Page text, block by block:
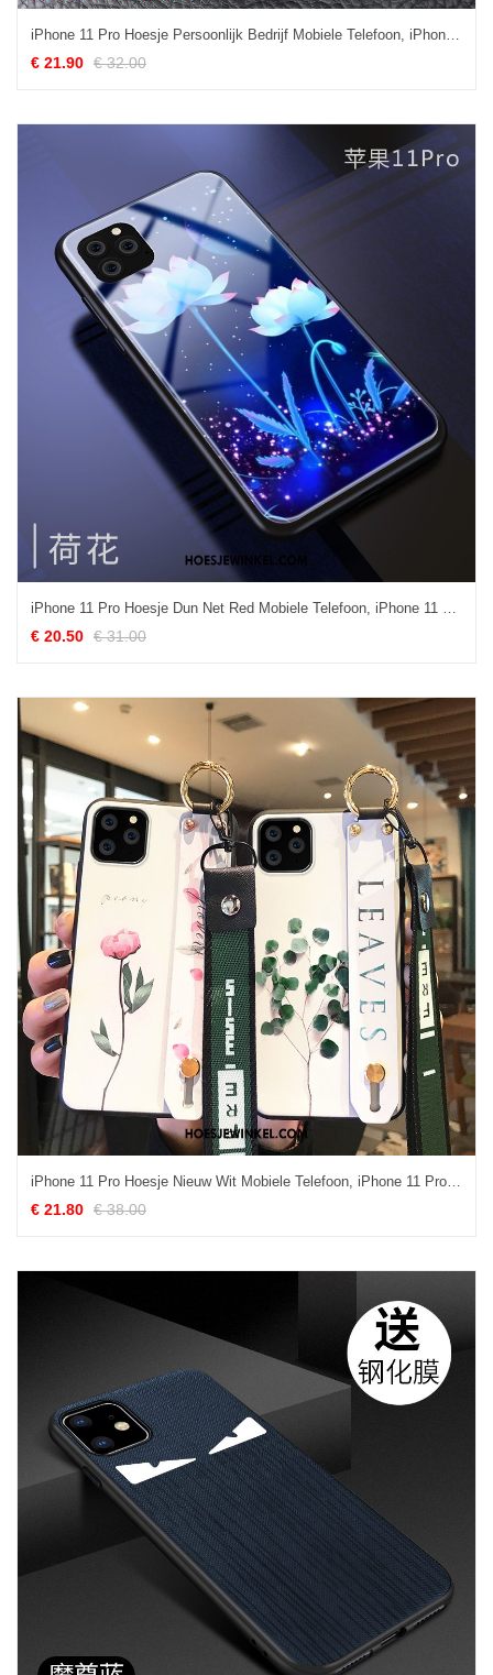
iPhone 11 Pro Hoesje Persoonlijk Bedrijf Mobiele Telefoon, iPhone 11 Pro Hoesje Siliconen Nieuw
€ 21.90 € 32.00
iPhone 11 Pro Hoesje Dun Net Red Mobiele Telefoon, iPhone 11 Pro Hoesje Hoes Spiegel
€ 20.50 € 31.00
iPhone 11 Pro Hoesje Nieuw Wit Mobiele Telefoon, iPhone 11 Pro Hoesje
€ 21.80 € 38.00